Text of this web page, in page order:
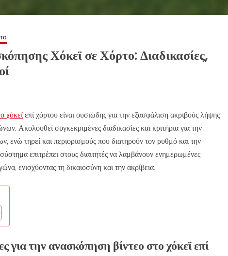
Χόκεϊ σε Χόρτο: Διαδικασίες,
χόκεϊεπί χόρτου είναι ουσιώδης για την εξασφάλιση ακριβούς λήψης
Ακολουθεί συγκεκριμένες διαδικασίες και κριτήρια για την
ενώ τηρεί και περιορισμούς που διατηρούν τον ρυθμό και την
επιτρέπει στους διαιτητές να λαμβάνουν ενημερωμένες
ενισχύοντας τη δικαιοσύνη και την ακρίβεια.
για την ανασκόπηση βίντεο στο χόκεϊ επί